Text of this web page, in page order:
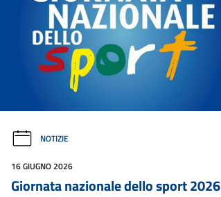
NOTIZIE
16 GIUGNO 2026
Giornata nazionale dello sport 2026